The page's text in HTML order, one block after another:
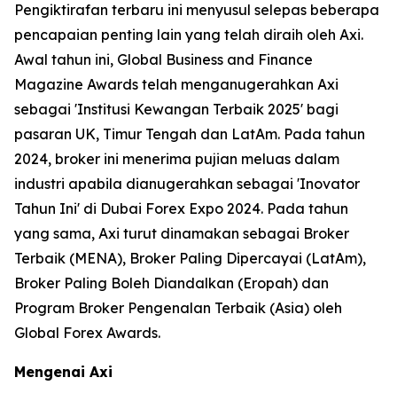
Pengiktirafan terbaru ini menyusul selepas beberapa
pencapaian penting lain yang telah diraih oleh Axi.
Awal tahun ini, Global Business and Finance
Magazine Awards telah menganugerahkan Axi
sebagai 'Institusi Kewangan Terbaik 2025' bagi
pasaran UK, Timur Tengah dan LatAm. Pada tahun
2024, broker ini menerima pujian meluas dalam
industri apabila dianugerahkan sebagai 'Inovator
Tahun Ini' di Dubai Forex Expo 2024. Pada tahun
yang sama, Axi turut dinamakan sebagai Broker
Terbaik (MENA), Broker Paling Dipercayai (LatAm),
Broker Paling Boleh Diandalkan (Eropah) dan
Program Broker Pengenalan Terbaik (Asia) oleh
Global Forex Awards.
Mengenai Axi